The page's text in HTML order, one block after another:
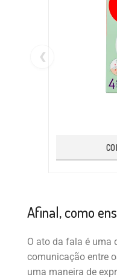
❮
Afinal, como
O ato da fala é uma
comunicação entre
uma maneira de